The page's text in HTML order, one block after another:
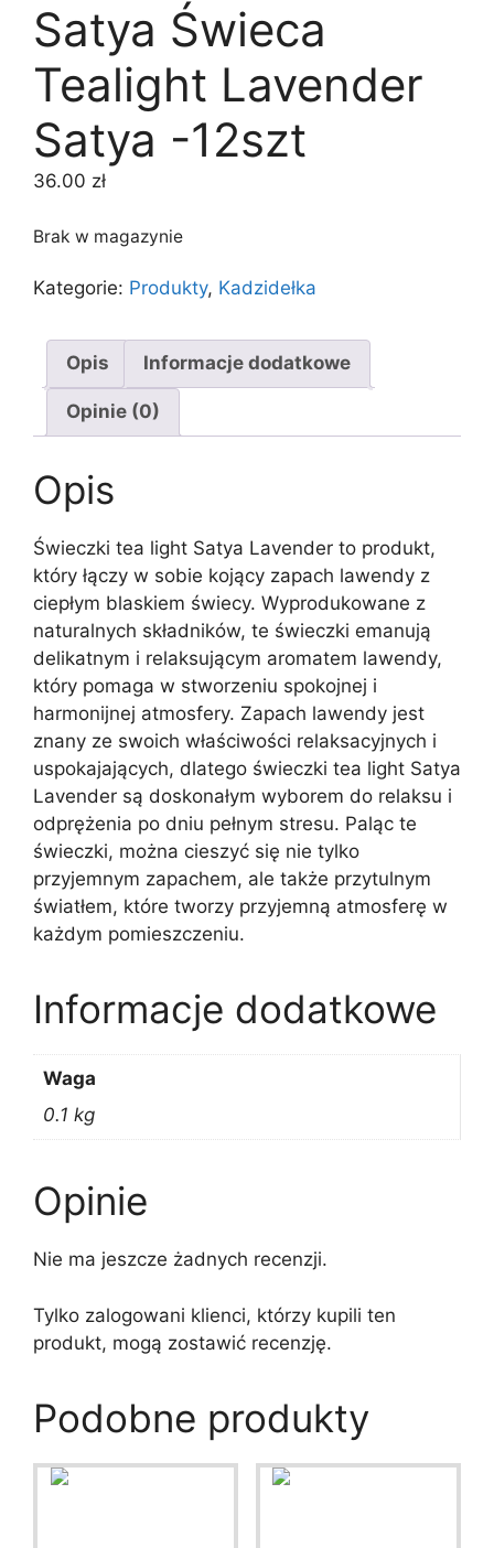
Satya Świeca
Tealight Lavender
Satya -12szt
36.00 zł
Brak w magazynie
Kategorie: Produkty, Kadzidełka
Opis Informacje dodatkowe
Opinie (0)
Opis
Świeczki tea light Satya Lavender to produkt,
który łączy w sobie kojący zapach lawendy z
ciepłym blaskiem świecy. Wyprodukowane z
naturalnych składników, te świeczki emanują
delikatnym i relaksującym aromatem lawendy,
który pomaga w stworzeniu spokojnej i
harmonijnej atmosfery. Zapach lawendy jest
znany ze swoich właściwości relaksacyjnych i
uspokajających, dlatego świeczki tea light Satya
Lavender są doskonałym wyborem do relaksu i
odprężenia po dniu pełnym stresu. Paląc te
świeczki, można cieszyć się nie tylko
przyjemnym zapachem, ale także przytulnym
światłem, które tworzy przyjemną atmosferę w
każdym pomieszczeniu.
Informacje dodatkowe
Waga
0.1 kg
Opinie
Nie ma jeszcze żadnych recenzji.
Tylko zalogowani klienci, którzy kupili ten
produkt, mogą zostawić recenzję.
Podobne produkty